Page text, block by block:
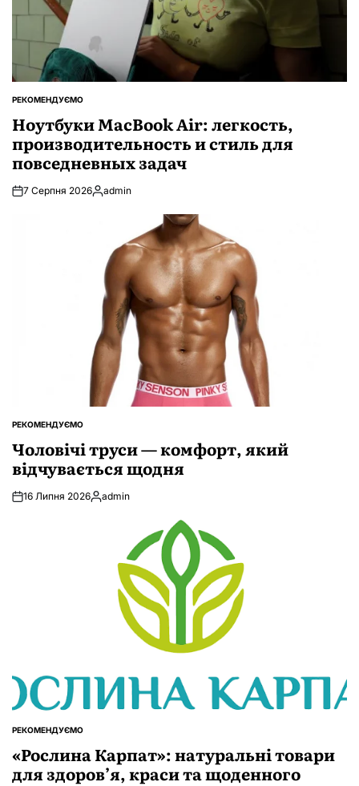
ОПУБЛІКУВАТИ
РЕКОМЕНДУЄМО
Ноутбуки MacBook Air: легкость,
производительность и стиль для
повседневных задач
7 Серпня 2026Опубліковано
admin
ОПУБЛІКУВАТИ
РЕКОМЕНДУЄМО
Чоловічі труси — комфорт, який
відчувається щодня
16 Липня 2026Опубліковано
admin
ОПУБЛІКУВАТИ
РЕКОМЕНДУЄМО
«Рослина Карпат»: натуральні товари
для здоров’я, краси та щоденного